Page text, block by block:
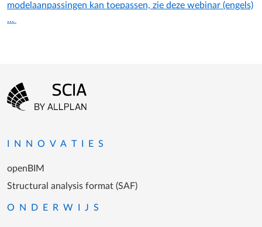
modelaanpassingen kan toepassen, zie deze webinar (engels)
...
Footer-menu
INNOVATIES
openBIM
Structural analysis format (SAF)
ONDERWIJS